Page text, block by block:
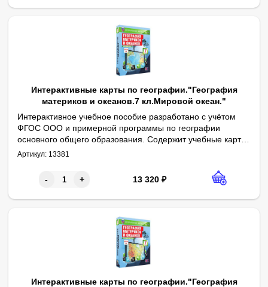
Интерактивные карты по географии."География
материков и океанов.7 кл.Мировой океан."
Интерактивное учебное пособие разработано с учётом
ФГОС ООО и примерной программы по географии
основного общего образования. Содержит учебные карты
к курсу географии 7 класса.
Физическая карта мира. Мировой океан. Южный океан
Артикул: 13381
- + 13 320 ₽
Интерактивные карты по географии."География